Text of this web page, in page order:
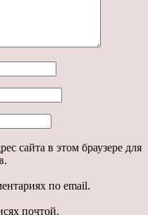
сайта в этом браузере для
по email.
почтой.